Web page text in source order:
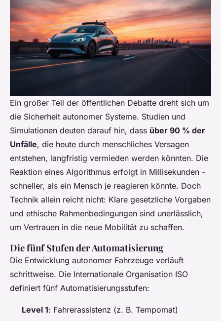
Ein großer Teil der öffentlichen Debatte dreht sich um
die Sicherheit autonomer Systeme. Studien und
Simulationen deuten darauf hin, dass über 90 % der
Unfälle, die heute durch menschliches Versagen
entstehen, langfristig vermieden werden könnten. Die
Reaktion eines Algorithmus erfolgt in Millisekunden -
schneller, als ein Mensch je reagieren könnte. Doch
Technik allein reicht nicht: Klare gesetzliche Vorgaben
und ethische Rahmenbedingungen sind unerlässlich,
um Vertrauen in die neue Mobilität zu schaffen.
Die fünf Stufen der Automatisierung
Die Entwicklung autonomer Fahrzeuge verläuft
schrittweise. Die Internationale Organisation ISO
definiert fünf Automatisierungsstufen:
Level 1: Fahrerassistenz (z. B. Tempomat)